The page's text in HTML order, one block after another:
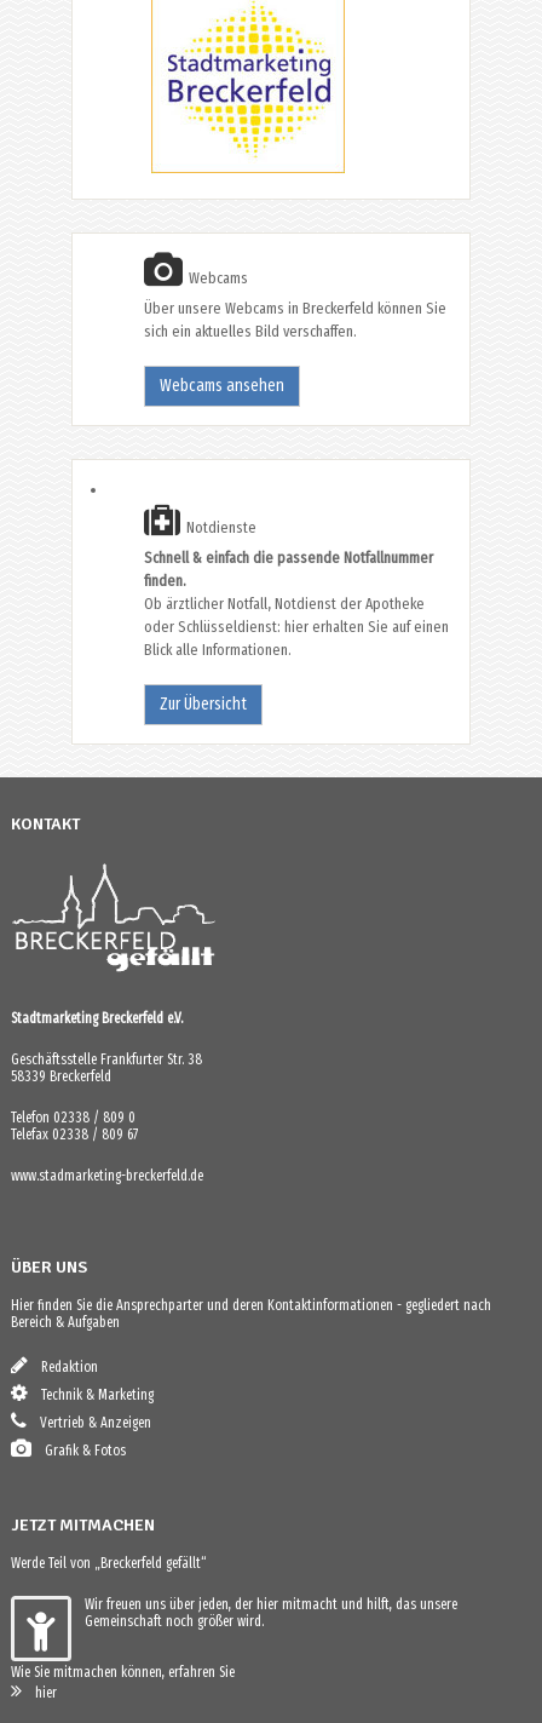
Webcams
Über unsere Webcams in Breckerfeld können Sie
sich ein aktuelles Bild verschaffen.
Webcams ansehen
Notdienste
Schnell & einfach die passende Notfallnummer
finden.
Ob ärztlicher Notfall, Notdienst der Apotheke
oder Schlüsseldienst: hier erhalten Sie auf einen
Blick alle Informationen.
Zur Übersicht
KONTAKT
Stadtmarketing Breckerfeld e.V.
Geschäftsstelle Frankfurter Str. 38
58339 Breckerfeld
Telefon 02338 / 809 0
Telefax 02338 / 809 67
www.stadmarketing-breckerfeld.de
ÜBER UNS
Hier finden Sie die Ansprechparter und deren Kontaktinformationen - gegliedert nach
Bereich & Aufgaben
Redaktion
Technik & Marketing
Vertrieb & Anzeigen
Grafik & Fotos
JETZT MITMACHEN
Werde Teil von „Breckerfeld gefällt“
Wir freuen uns über jeden, der hier mitmacht und hilft, das unsere
Gemeinschaft noch größer wird.
Wie Sie mitmachen können, erfahren Sie
hier